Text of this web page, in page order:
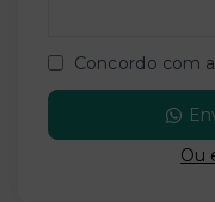
Concordo com a
Ou